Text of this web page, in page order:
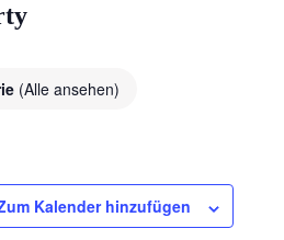
(Alle ansehen)
Kalender hinzufügen